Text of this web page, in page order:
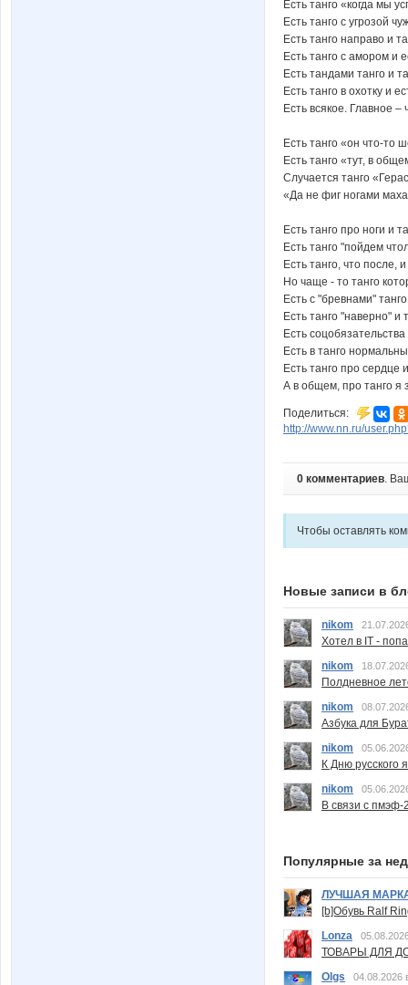
Есть танго «когда мы
Есть танго с угрозой
Есть танго направо и
Есть танго с амором и
Есть тандами танго и
Есть танго в охотку и
Есть всякое. Главное
Есть танго «он что-то
Есть танго «тут, в
Случается танго
«Да не фиг ногами
Есть танго про ноги и
Есть танго "пойдем
Есть танго, что после,
Но чаще - то танго
Есть c "бревнами"
Есть танго "наверно" и
Есть
Есть в танго
Есть танго про сердце
А в общем, про танго я
Поделиться:
http://www.nn.ru/
0 комментариев.
Чтобы оставлять
Новые записи в
nikom
Хотел в IT -
nikom
Полдневное
nikom
Азбука для
nikom
К Дню русского
nikom
В связи с пмэф-
Популярные за
ЛУЧШАЯ
[b]Обувь Ralf
Lonza
ТОВАРЫ ДЛЯ
Olgs
04.08.2026